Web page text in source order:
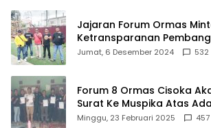
umum.
Jajaran Forum Ormas
Ketransparanan
Damkar Di Kecamatan
Jumat, 6 Desember 2024 532
Forum 8 Ormas Cisoka
Surat Ke Muspika Atas
Matel di Cisoka
Minggu, 23 Februari 2025 457